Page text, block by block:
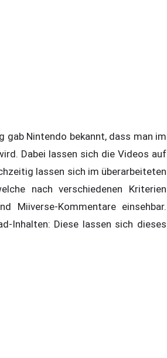
gab Nintendo bekannt, dass man im
Dabei lassen sich die Videos auf
lassen sich im überarbeiteten
nach verschiedenen Kriterien
Miiverse-Kommentare einsehbar.
Inhalten: Diese lassen sich dieses